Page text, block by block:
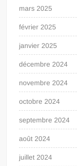
mars 2025
février 2025
janvier 2025
décembre 2024
novembre 2024
octobre 2024
septembre 2024
août 2024
juillet 2024